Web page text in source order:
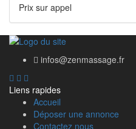
Prix ​​sur appel
infos@zenmassage.fr
Liens rapides
Accueil
Déposer une annonce
Contactez nous